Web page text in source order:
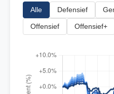
Alle Defensief
Offensief Offensief+